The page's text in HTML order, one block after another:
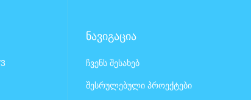
ნავიგაცია
ჩვენს შესახებ
შესრულებული პროექტები